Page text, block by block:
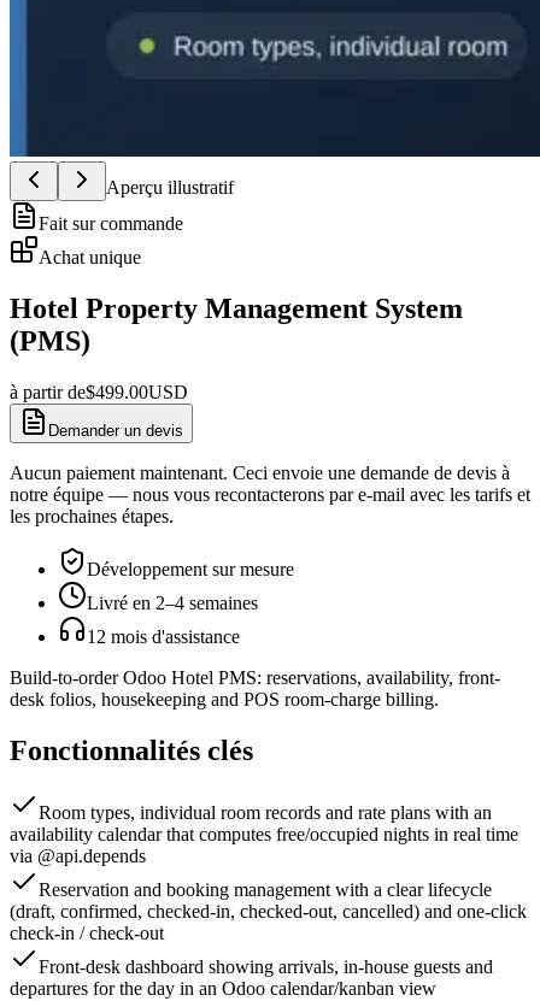
Aperçu illustratif
Fait sur commande
Achat unique
Hotel Property Management System
(PMS)
à partir de$499.00USD
Demander un devis
Aucun paiement maintenant. Ceci envoie une demande de devis à
notre équipe — nous vous recontacterons par e-mail avec les tarifs et
les prochaines étapes.
Développement sur mesure
Livré en 2–4 semaines
12 mois d'assistance
Build-to-order Odoo Hotel PMS: reservations, availability, front-
desk folios, housekeeping and POS room-charge billing.
Fonctionnalités clés
Room types, individual room records and rate plans with an
availability calendar that computes free/occupied nights in real time
via @api.depends
Reservation and booking management with a clear lifecycle
(draft, confirmed, checked-in, checked-out, cancelled) and one-click
check-in / check-out
Front-desk dashboard showing arrivals, in-house guests and
departures for the day in an Odoo calendar/kanban view